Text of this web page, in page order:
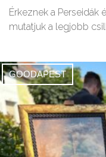
Érkeznek a Perseidák
mutatjuk a legjobb
GOODAPEST